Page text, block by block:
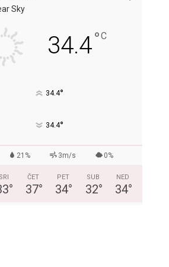
Sky
34.4°C
34.4°
34.4°
21% 3m/s 0%
SRI
°
ČET
37°
PET
34°
SUB
32°
NED
34°